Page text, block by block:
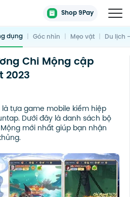
Shop 9Pay
dụng | Góc nhìn | Mẹo vặt | Du lịch
Chi Mộng cập
tựa game mobile kiếm hiệp
Dưới đây là danh sách bộ
mới nhất giúp bạn nhận